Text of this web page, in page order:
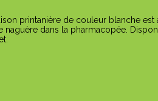
printanière de couleur blanche
naguère dans la pharmacopée.